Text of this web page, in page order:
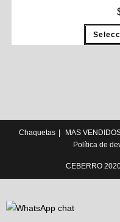
Chaquetas MAS
Política de
CEBERRO